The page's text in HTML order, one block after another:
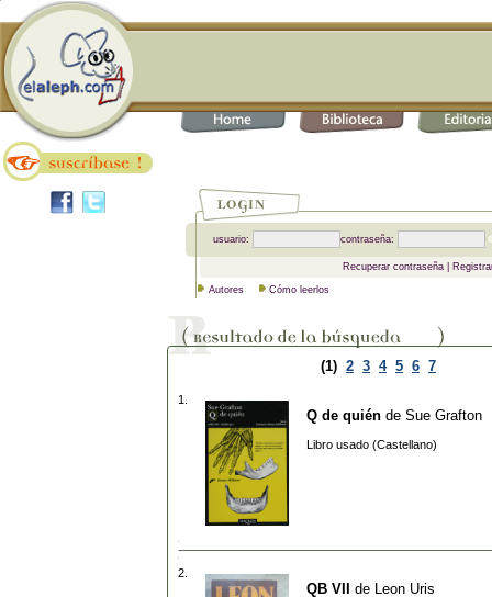
usuario: contraseña:
Recuperar contraseña|
Autores Cómo leerlos
(1) 2 3 4 5 6 7
1.
Q de quién de Sue Grafton
Libro usado (Castellano)
2.
QB VII de Leon Uris